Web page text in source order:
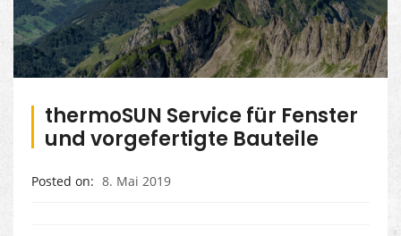
thermoSUN Service für Fenster
und vorgefertigte Bauteile
Posted on 8. Mai 2019